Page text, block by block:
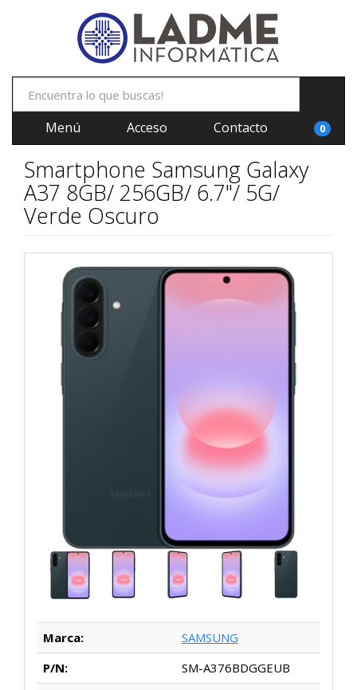
Menú Acceso Contacto 0
Smartphone Samsung Galaxy
A37 8GB/ 256GB/ 6.7"/ 5G/
Verde Oscuro
Marca:
SAMSUNG
P/N:
SM-A376BDGGEUB